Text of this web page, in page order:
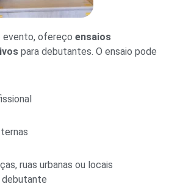
evento, ofereço ensaios
para debutantes. O ensaio pode
ruas urbanas ou locais